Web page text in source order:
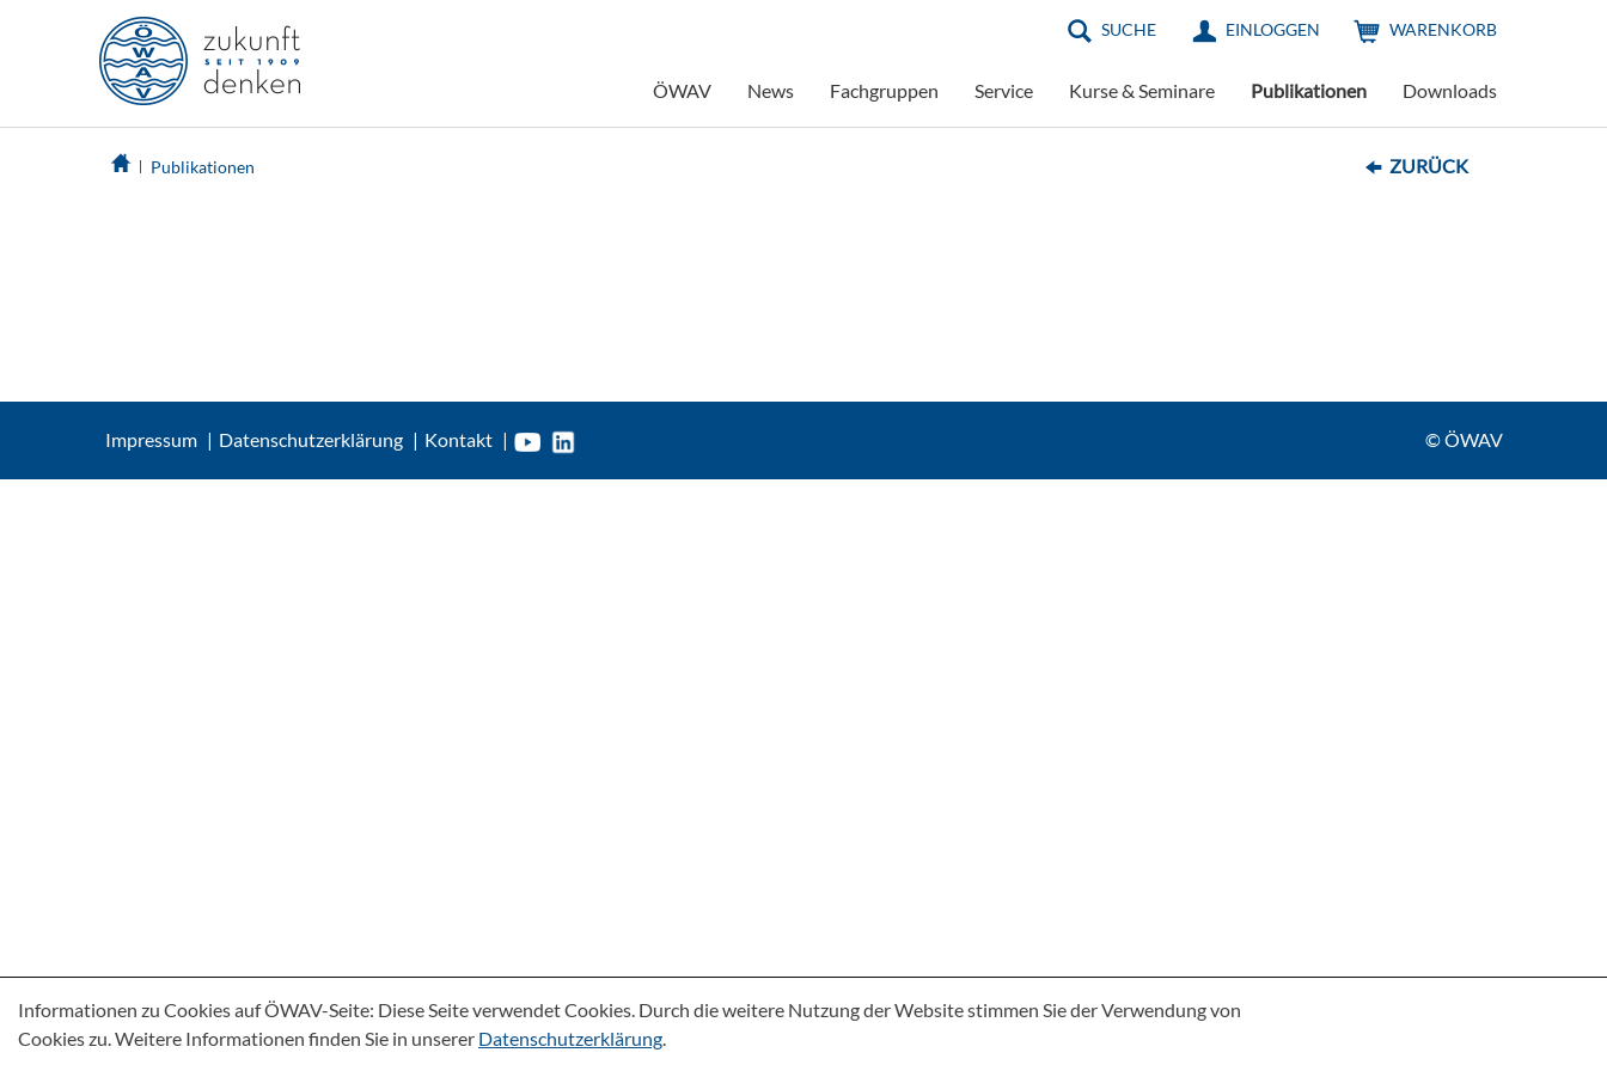
SUCHE EINLOGGEN WARENKORB
ÖWAV News Fachgruppen Service Kurse & Seminare Publikationen Downloads
Publikationen ZURÜCK
Impressum Datenschutzerklärung Kontakt © ÖWAV
Informationen zu Cookies auf ÖWAV-Seite: Diese Seite verwendet Cookies. Durch die weitere Nutzung der Website stimmen Sie der Verwendung von
Cookies zu. Weitere Informationen finden Sie in unserer Datenschutzerklärung.